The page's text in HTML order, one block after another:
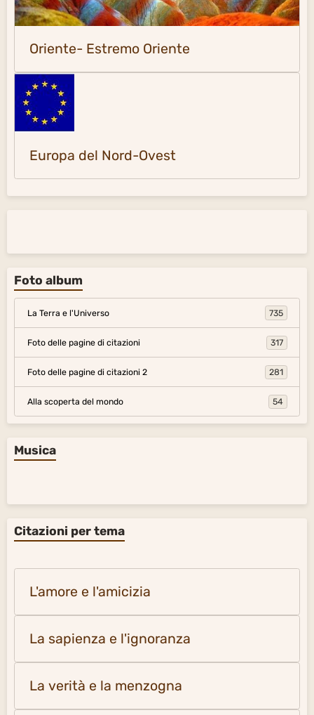
Oriente- Estremo Oriente
Europa del Nord-Ovest
Foto album
La Terra e l'Universo 735
Foto delle pagine di citazioni 317
Foto delle pagine di citazioni 2 281
Alla scoperta del mondo 54
Musica
Citazioni per tema
L'amore e l'amicizia
La sapienza e l'ignoranza
La verità e la menzogna